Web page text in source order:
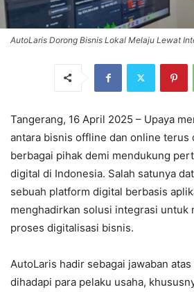
AutoLaris Dorong Bisnis Lokal Melaju Lewat
Tangerang, 16 April 2025 – Upaya
antara bisnis offline dan online terus
berbagai pihak demi mendukung
digital di Indonesia. Salah satunya
sebuah platform digital berbasis
menghadirkan solusi integrasi untuk
proses digitalisasi bisnis.
AutoLaris hadir sebagai jawaban
dihadapi para pelaku usaha,